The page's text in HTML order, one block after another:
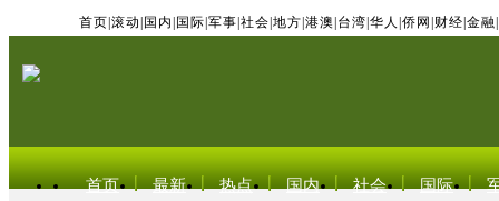
首页 滚动 国内 国际 军事 社会 地方 港澳 台湾 华人 侨网 财经 金融
首页 最新 热点 国内 社会 国际